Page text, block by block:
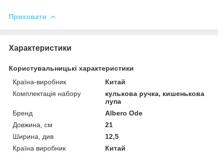
Приховати
Характеристики
Користувальницькі характеристики
Країна-виробник
Китай
Комплектація набору
кулькова ручка, кишенькова
лупа
Бренд
Albero Ode
Довжина, см
21
Ширина, див
12,5
Країна виробник
Китай